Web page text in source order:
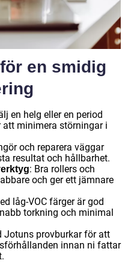
en smidig
en helg eller en period
minimera störningar i
och reparera väggar
resultat och hållbarhet.
: Bra rollers och
och ger ett jämnare
låg-VOC färger är god
torkning och minimal
Jotuns provburkar för att
innan ni fattar